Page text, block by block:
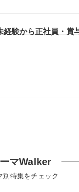
験から正社員・賞
マWalker
別特集をチェック